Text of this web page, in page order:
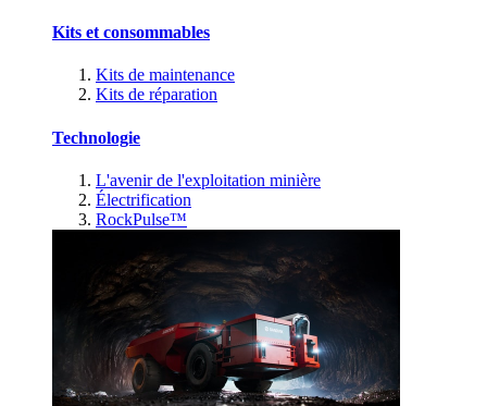
Kits et consommables
Kits de maintenance
Kits de réparation
Technologie
L'avenir de l'exploitation minière
Électrification
RockPulse™